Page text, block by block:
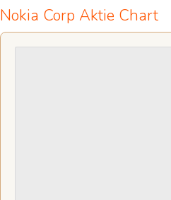
Nokia Corp Aktie Chart